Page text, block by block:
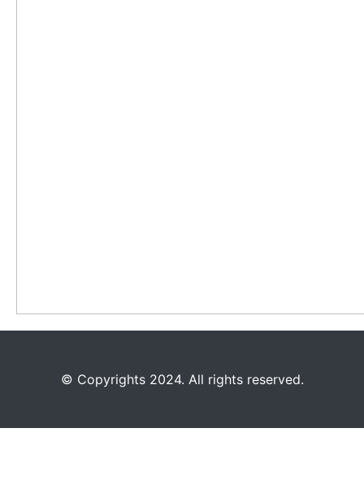
©️ Copyrights 2024. All rights reserved.